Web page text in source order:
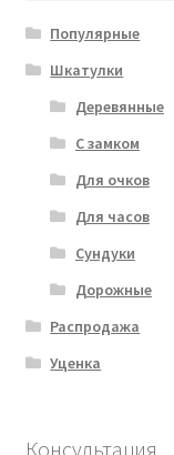
Популярные
Шкатулки
Деревянные
С замком
Для очков
Для часов
Сундуки
Дорожные
Распродажа
Уценка
Консультация